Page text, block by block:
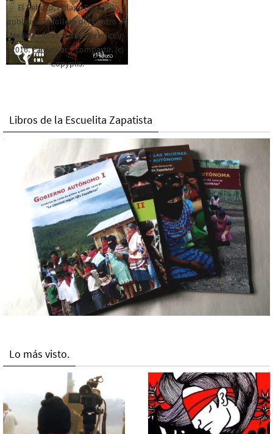
El Rebozo, Palapa Editorial,
publica este folleto del Centro de
Medios Libres. Esta es la edición
2016. Para rolar y compartir. (c)
Copyplis.
Libros de la Escuelita Zapatista
Lo más visto.